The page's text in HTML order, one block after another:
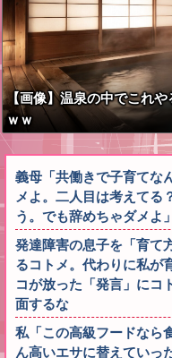
【画像】温泉の中でこれ
ｗｗ
義母「共働きで子育てな
メよ。二人目は考えてる
う。でも辞めちゃダメよ
発達障害の息子を「育て
るコトメ。代わりに私が
コが放った「発言」に
面するな
私「この高級フードなら
ん高いエサに替えていっ